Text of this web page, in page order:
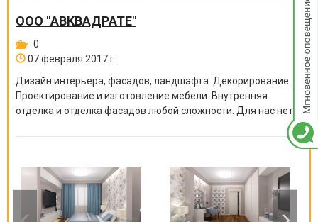
ООО "АВКВАДРАТЕ"
0
07 февраля 2017 г.
Дизайн интерьера, фасадов, ландшафта. Декорирование.
Проектирование и изготовление мебели. Внутренняя
отделка и отделка фасадов любой сложности. Для нас нет